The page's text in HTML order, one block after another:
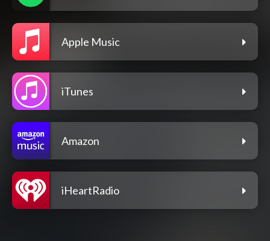
Apple Music
iTunes
Amazon
iHeartRadio